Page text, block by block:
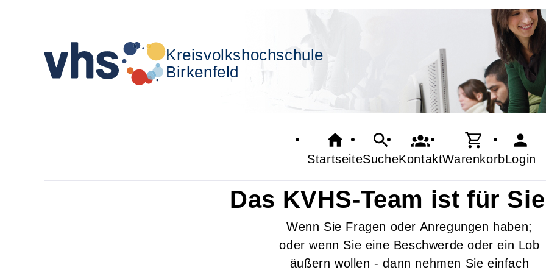
Kreisvolkshochschule
Birkenfeld
StartseiteSucheKontaktWarenkorbLogin
Das KVHS-Team ist für
Wenn Sie Fragen oder Anregungen haben;
oder wenn Sie eine Beschwerde oder ein Lob
äußern wollen - dann nehmen Sie einfach